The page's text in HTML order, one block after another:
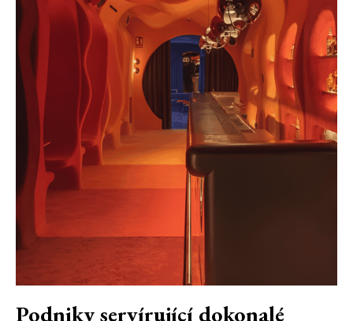
Podniky servírující dokonalé